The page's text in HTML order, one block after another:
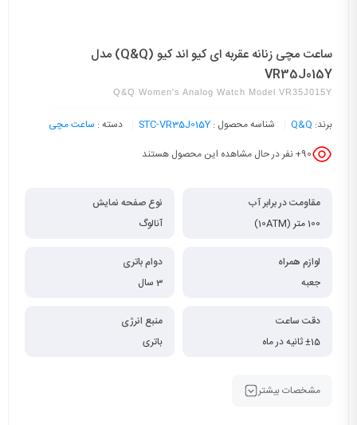
ساعت مچی زنانه عقربه ای کیو اند کیو (Q&Q) مدل
VR35J015Y
Q&Q Women's Analog Watch Model VR35J015Y
برند: Q&Q شناسه محصول : STC-VR35J015Y دسته : ساعت مچی
90+ نفر در حال مشاهده این محصول هستند
مقاومت در برابر آب
100 متر (10ATM)
نوع صفحه نمایش
آنالوگ
لوازم همراه
جعبه
دوام باتری
3 سال
دقت ساعت
±15 ثانیه در ماه
منبع انرژی
باتری
مشخصات بیشتر